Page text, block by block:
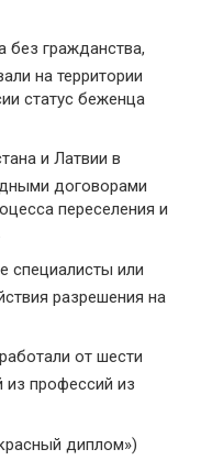
без гражданства,
на территории
статус беженца
и Латвии в
договорами
переселения и
специалисты или
разрешения на
от шести
из профессий из
диплом»)